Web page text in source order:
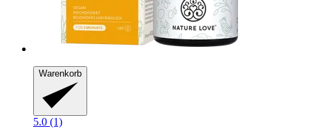
Warenkorb
5.0 (1)